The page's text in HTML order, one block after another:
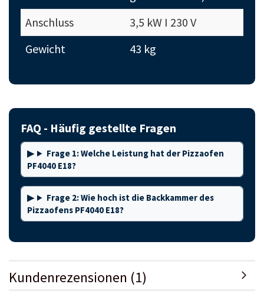
Anschluss
3,5 kW I 230 V
Gewicht
43 kg
FAQ - Häufig gestellte Fragen
Frage 1: Welche Leistung hat der Pizzaofen
PF4040 E18?
Frage 2: Wie hoch ist die Backkammer des
Pizzaofens PF4040 E18?
Kundenrezensionen (1)